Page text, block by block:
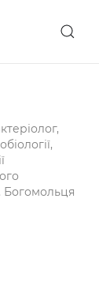
Богомольця